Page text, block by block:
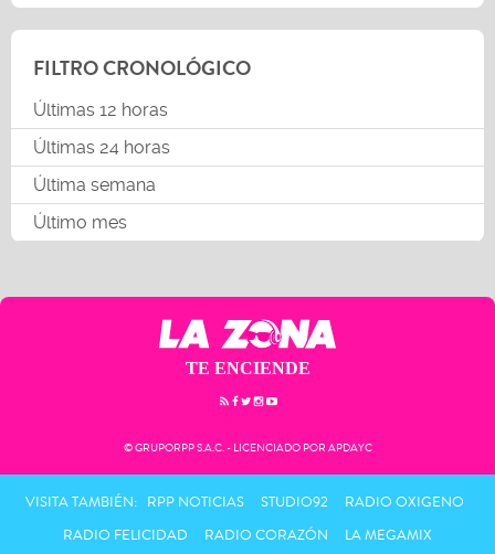
FILTRO CRONOLÓGICO
Últimas 12 horas
Últimas 24 horas
Última semana
Último mes
TE ENCIENDE
© GRUPORPP S.A.C. - LICENCIADO POR APDAYC
VISITA TAMBIÉN: RPP NOTICIAS STUDIO92
RADIO OXIGENO
RADIO FELICIDAD
RADIO CORAZÓN LA MEGAMIX